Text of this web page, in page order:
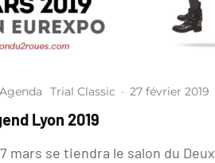
Agenda Trial Classic · 27 février 2019
Lyon 2019
mars se tiendra le salon du Deux